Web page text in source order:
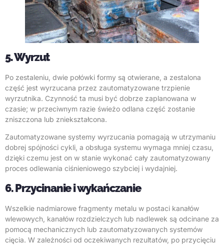
5. Wyrzut
Po zestaleniu, dwie połówki formy są otwierane, a zestalona
część jest wyrzucana przez zautomatyzowane trzpienie
wyrzutnika. Czynność ta musi być dobrze zaplanowana w
czasie; w przeciwnym razie świeżo odlana część zostanie
zniszczona lub zniekształcona.
Zautomatyzowane systemy wyrzucania pomagają w utrzymaniu
dobrej spójności cykli, a obsługa systemu wymaga mniej czasu,
dzięki czemu jest on w stanie wykonać cały zautomatyzowany
proces odlewania ciśnieniowego szybciej i wydajniej.
6. Przycinanie i wykańczanie
Wszelkie nadmiarowe fragmenty metalu w postaci kanałów
wlewowych, kanałów rozdzielczych lub nadlewek są odcinane za
pomocą mechanicznych lub zautomatyzowanych systemów
cięcia. W zależności od oczekiwanych rezultatów, po przycięciu